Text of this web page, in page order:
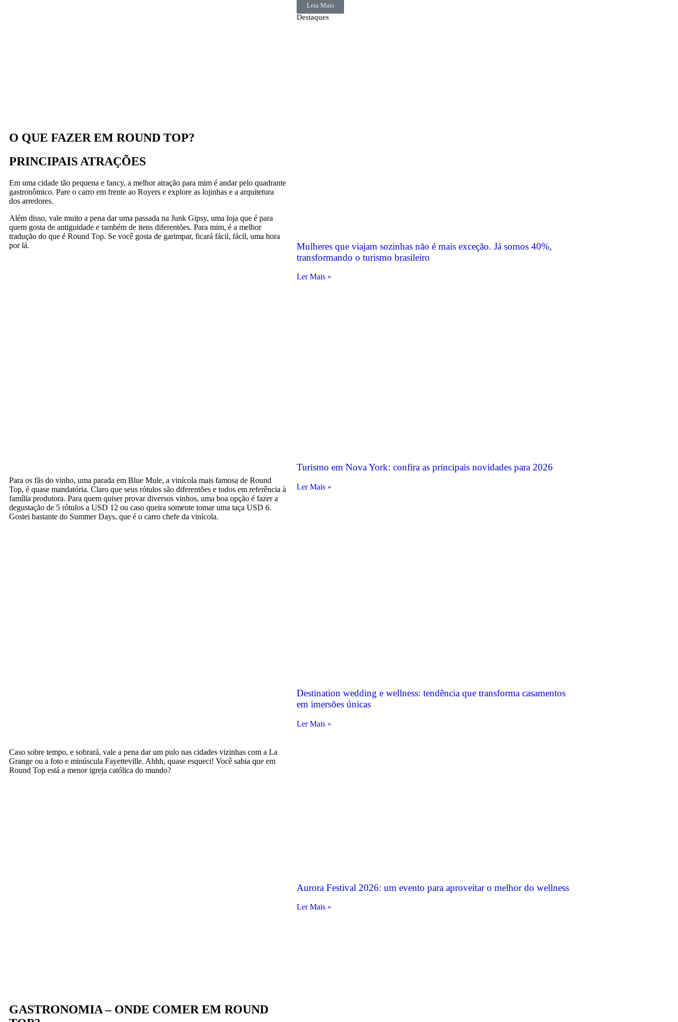
O QUE FAZER EM ROUND TOP?
PRINCIPAIS ATRAÇÕES
Em uma cidade tão pequena e fancy, a melhor atração para mim é andar pelo quadrante
gastronômico. Pare o carro em frente ao Royers e explore as lojinhas e a arquitetura
dos arredores.
Além disso, vale muito a pena dar uma passada na Junk Gipsy, uma loja que é para
quem gosta de antiguidade e também de itens diferentões. Para mim, é a melhor
tradução do que é Round Top. Se você gosta de garimpar, ficará fácil, fácil, uma hora
por lá.
Para os fãs do vinho, uma parada em Blue Mule, a vinícola mais famosa de Round
Top, é quase mandatória. Claro que seus rótulos são diferentões e todos em referência à
família produtora. Para quem quiser provar diversos vinhos, uma boa opção é fazer a
degustação de 5 rótulos a USD 12 ou caso queira somente tomar uma taça USD 6.
Gostei bastante do Summer Days, que é o carro chefe da vinícola.
Caso sobre tempo, e sobrará, vale a pena dar um pulo nas cidades vizinhas com a La
Grange ou a foto e minúscula Fayetteville. Ahhh, quase esqueci! Você sabia que em
Round Top está a menor igreja católica do mundo?
GASTRONOMIA – ONDE COMER EM ROUND
Leia Mais
Destaques
Mulheres que viajam sozinhas não é mais exceção. Já somos 40%,
transformando o turismo brasileiro
Ler Mais »
Turismo em Nova York: confira as principais novidades para 2026
Ler Mais »
Destination wedding e wellness: tendência que transforma casamentos
em imersões únicas
Ler Mais »
Aurora Festival 2026: um evento para aproveitar o melhor do wellness
Ler Mais »